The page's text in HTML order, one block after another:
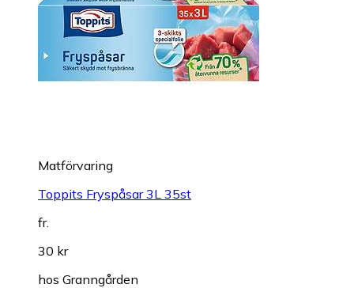
Matförvaring
Toppits Fryspåsar 3L 35st
fr.
30 kr
hos Granngården